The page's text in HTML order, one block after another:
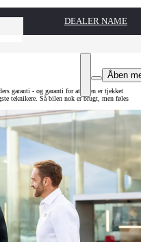
DEALER NAME
Åben
garanti - og garanti for at bilen er tjekket
teknikere. Så bilen nok er brugt, men føles